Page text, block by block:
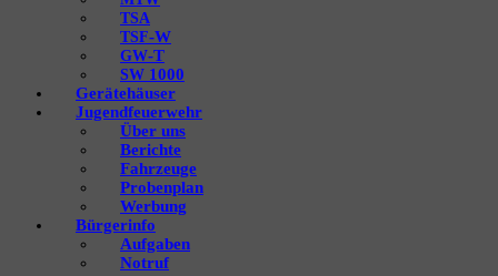
TSA
TSF‑W
GW‑T
SW 1000
Gerätehäuser
Jugendfeuerwehr
Über uns
Berichte
Fahrzeuge
Probenplan
Werbung
Bürgerinfo
Aufgaben
Notruf